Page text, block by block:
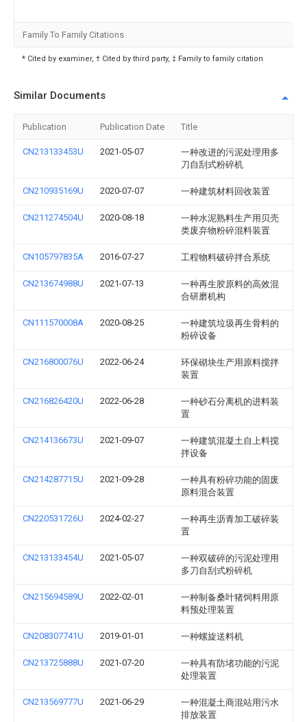
Family To Family Citations
* Cited by examiner, † Cited by third party, ‡ Family to family citation
Similar Documents
Publication Publication Date Title
CN213133453U 2021-05-07
一种改进的污泥处理用多
刀自刮式粉碎机
CN210935169U 2020-07-07 一种建筑材料回收装置
CN211274504U 2020-08-18
一种水泥熟料生产用贝壳
类废弃物粉碎混料装置
CN105797835A 2016-07-27 工程物料破碎拌合系统
CN213674988U 2021-07-13
一种再生胶原料的高效混
合研磨机构
CN111570008A 2020-08-25
一种建筑垃圾再生骨料的
粉碎设备
CN216800076U 2022-06-24
环保砌块生产用原料搅拌
装置
CN216826420U 2022-06-28
一种砂石分离机的进料装
置
CN214136673U 2021-09-07
一种建筑混凝土自上料搅
拌设备
CN214287715U 2021-09-28
一种具有粉碎功能的固废
原料混合装置
CN220531726U 2024-02-27
一种再生沥青加工破碎装
置
CN213133454U 2021-05-07
一种双破碎的污泥处理用
多刀自刮式粉碎机
CN215694589U 2022-02-01
一种制备桑叶猪饲料用原
料预处理装置
CN208307741U 2019-01-01 一种螺旋送料机
CN213725888U 2021-07-20
一种具有防堵功能的污泥
处理装置
CN213569777U 2021-06-29
一种混凝土商混站用污水
排放装置